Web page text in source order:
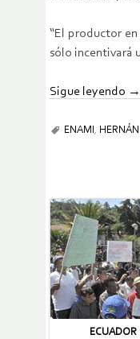
“El productor
sólo incentivará
Sigue leyendo →
ENAMI ,
ECUADOR